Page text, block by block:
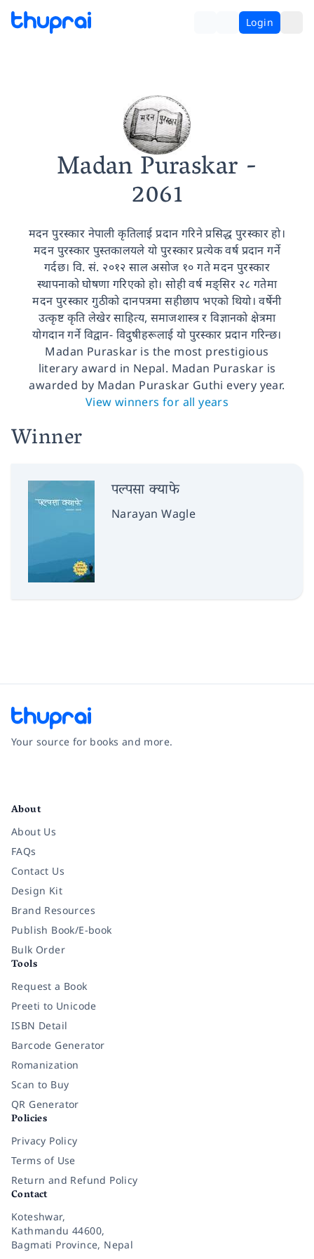
Login
Madan Puraskar -
2061
मदन पुरस्कार नेपाली कृतिलाई प्रदान गरिने प्रसिद्ध पुरस्कार हो।
मदन पुरस्कार पुस्तकालयले यो पुरस्कार प्रत्येक वर्ष प्रदान गर्ने
गर्दछ। वि. सं. २०१२ साल असोज १० गते मदन पुरस्कार
स्थापनाको घोषणा गरिएको हो। सोही वर्ष मङ्सिर २८ गतेमा
मदन पुरस्कार गुठीको दानपत्रमा सहीछाप भएको थियो। वर्षेनी
उत्कृष्ट कृति लेखेर साहित्य, समाजशास्त्र र विज्ञानको क्षेत्रमा
योगदान गर्ने विद्वान- विदुषीहरूलाई यो पुरस्कार प्रदान गरिन्छ।
Madan Puraskar is the most prestigious
literary award in Nepal. Madan Puraskar is
awarded by Madan Puraskar Guthi every year.
View winners for all years
Winner
पल्पसा क्याफे
Narayan Wagle
Your source for books and more.
About
About Us
FAQs
Contact Us
Design Kit
Brand Resources
Publish Book/E-book
Bulk Order
Tools
Request a Book
Preeti to Unicode
ISBN Detail
Barcode Generator
Romanization
Scan to Buy
QR Generator
Policies
Privacy Policy
Terms of Use
Return and Refund Policy
Contact
Koteshwar,
Kathmandu 44600,
Bagmati Province, Nepal